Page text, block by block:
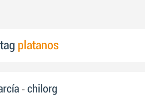
platanos
- chilorg